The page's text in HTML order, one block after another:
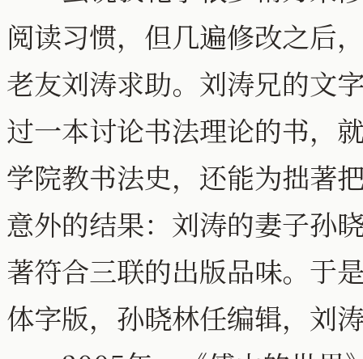
阅读习惯，但几遍修改之后
老友刘涛求助。刘涛兄的文
过一本讨论书法理论的书，
学院教书法史，还能为拙著
意外的结果：刘涛的妻子孙
著符合三联的出版品味。于
体字版，孙晓林任编辑，刘